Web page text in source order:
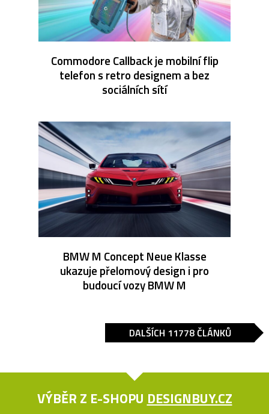
Commodore Callback je mobilní flip
telefon s retro designem a bez
sociálních sítí
BMW M Concept Neue Klasse
ukazuje přelomový design i pro
budoucí vozy BMW M
DALŠÍCH 11778 ČLÁNKŮ
VÝBĚR Z E-SHOPU DESIGNBUY.CZ